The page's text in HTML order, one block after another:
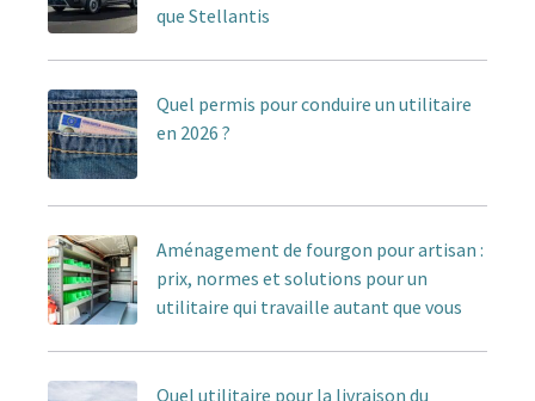
que Stellantis
Quel permis pour conduire un utilitaire
en 2026 ?
Aménagement de fourgon pour artisan :
prix, normes et solutions pour un
utilitaire qui travaille autant que vous
Quel utilitaire pour la livraison du